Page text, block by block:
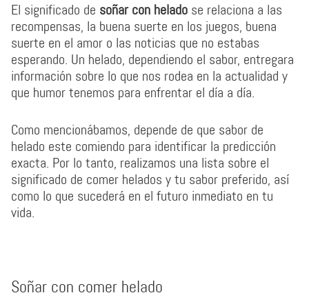
El significado de soñar con helado se relaciona a las
recompensas, la buena suerte en los juegos, buena
suerte en el amor o las noticias que no estabas
esperando. Un helado, dependiendo el sabor, entregara
información sobre lo que nos rodea en la actualidad y
que humor tenemos para enfrentar el día a día.
Como mencionábamos, depende de que sabor de
helado este comiendo para identificar la predicción
exacta. Por lo tanto, realizamos una lista sobre el
significado de comer helados y tu sabor preferido, así
como lo que sucederá en el futuro inmediato en tu
vida.
Soñar con comer helado